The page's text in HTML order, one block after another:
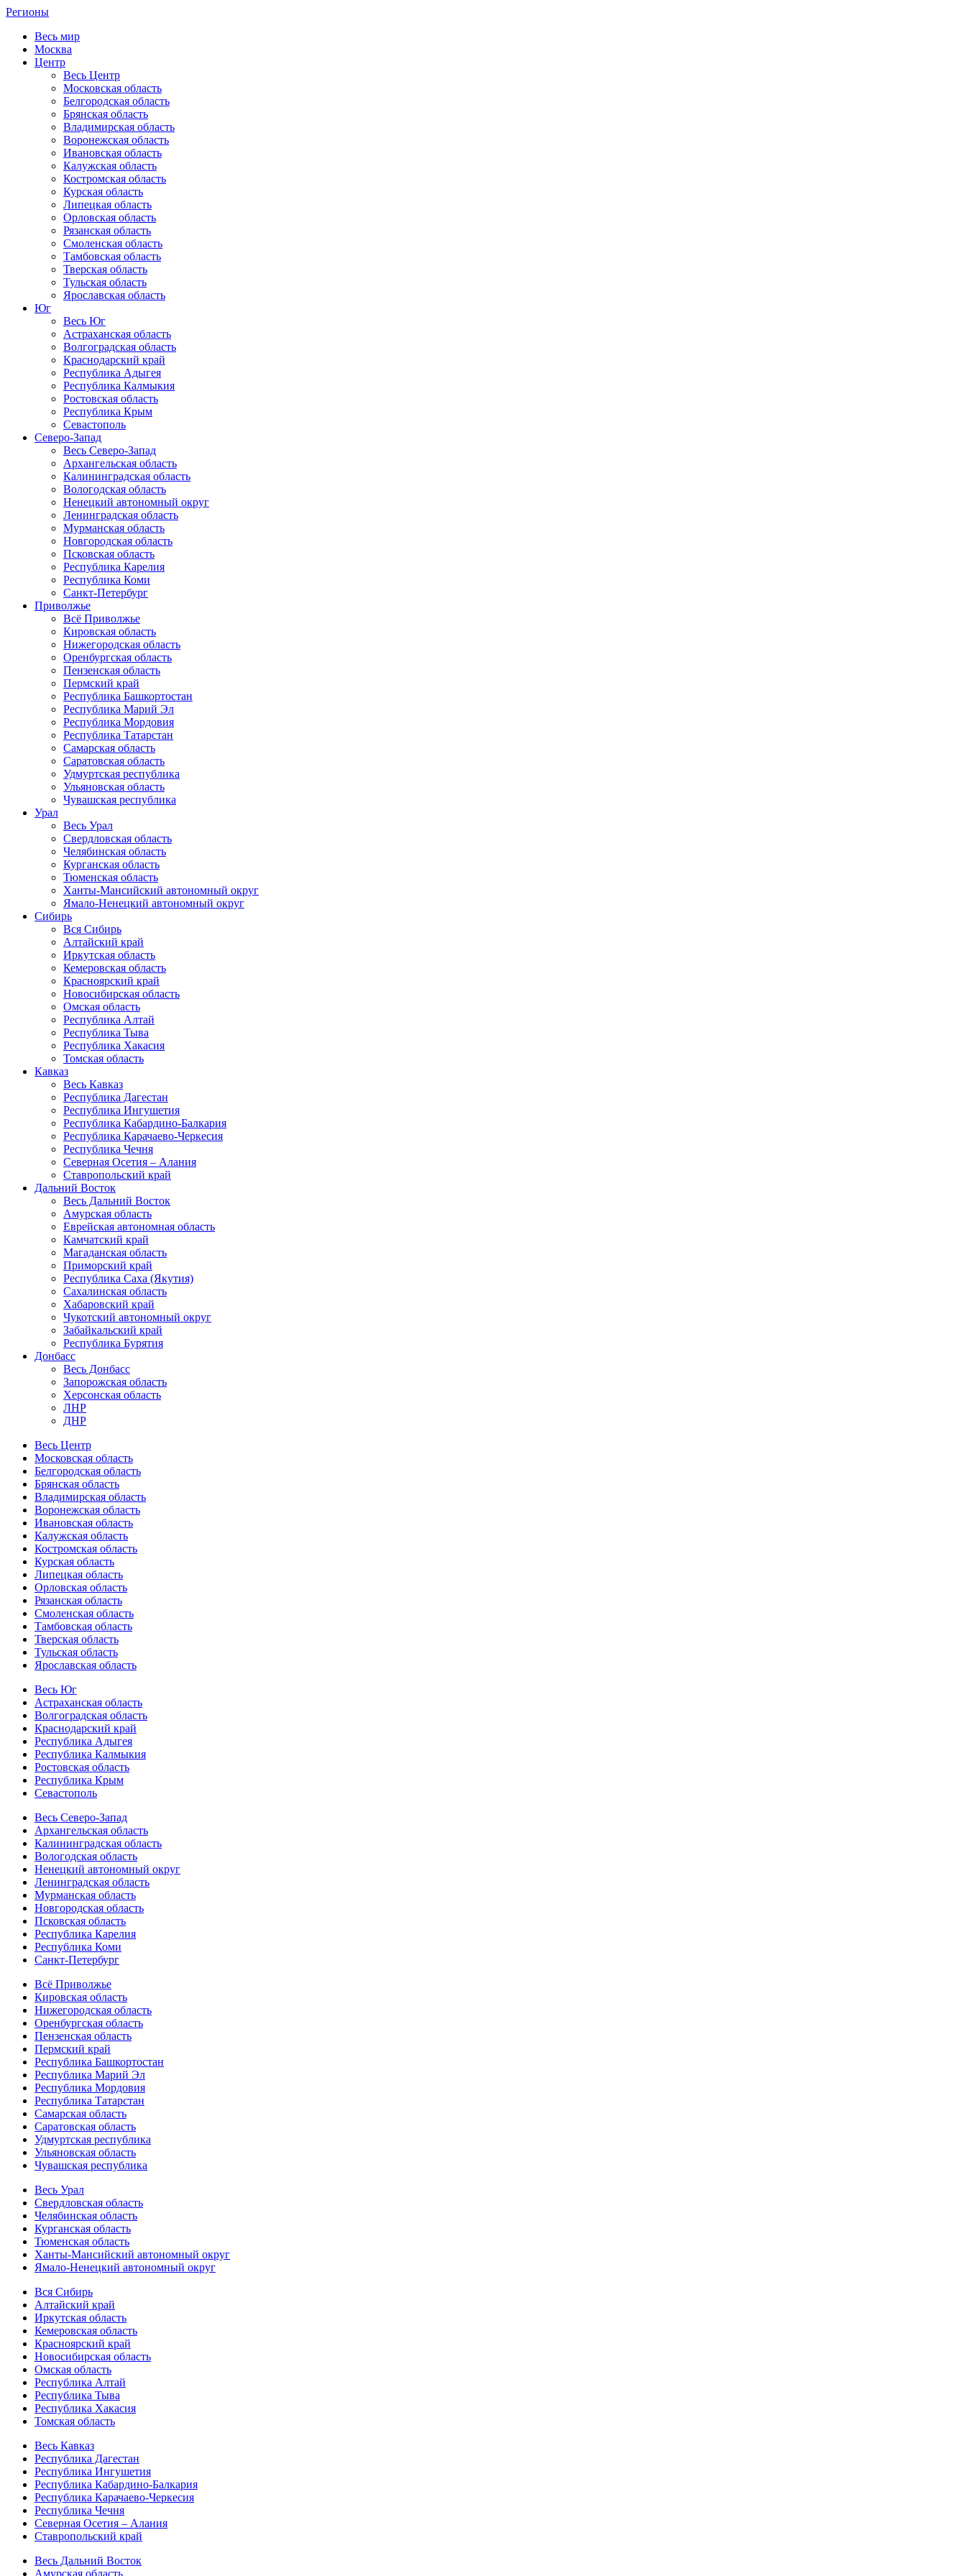
Регионы
Весь мир
Москва
Центр
Весь Центр
Московская область
Белгородская область
Брянская область
Владимирская область
Воронежская область
Ивановская область
Калужская область
Костромская область
Курская область
Липецкая область
Орловская область
Рязанская область
Смоленская область
Тамбовская область
Тверская область
Тульская область
Ярославская область
Юг
Весь Юг
Астраханская область
Волгоградская область
Краснодарский край
Республика Адыгея
Республика Калмыкия
Ростовская область
Республика Крым
Севастополь
Северо-Запад
Весь Северо-Запад
Архангельская область
Калининградская область
Вологодская область
Ненецкий автономный округ
Ленинградская область
Мурманская область
Новгородская область
Псковская область
Республика Карелия
Республика Коми
Санкт-Петербург
Приволжье
Всё Приволжье
Кировская область
Нижегородская область
Оренбургская область
Пензенская область
Пермский край
Республика Башкортостан
Республика Марий Эл
Республика Мордовия
Республика Татарстан
Самарская область
Саратовская область
Удмуртская республика
Ульяновская область
Чувашская республика
Урал
Весь Урал
Свердловская область
Челябинская область
Курганская область
Тюменская область
Ханты-Мансийский автономный округ
Ямало-Ненецкий автономный округ
Сибирь
Вся Сибирь
Алтайский край
Иркутская область
Кемеровская область
Красноярский край
Новосибирская область
Омская область
Республика Алтай
Республика Тыва
Республика Хакасия
Томская область
Кавказ
Весь Кавказ
Республика Дагестан
Республика Ингушетия
Республика Кабардино-Балкария
Республика Карачаево-Черкесия
Республика Чечня
Северная Осетия – Алания
Ставропольский край
Дальний Восток
Весь Дальний Восток
Амурская область
Еврейская автономная область
Камчатский край
Магаданская область
Приморский край
Республика Саха (Якутия)
Сахалинская область
Хабаровский край
Чукотский автономный округ
Забайкальский край
Республика Бурятия
Донбасс
Весь Донбасс
Запорожская область
Херсонская область
ЛНР
ДНР
Весь Центр
Московская область
Белгородская область
Брянская область
Владимирская область
Воронежская область
Ивановская область
Калужская область
Костромская область
Курская область
Липецкая область
Орловская область
Рязанская область
Смоленская область
Тамбовская область
Тверская область
Тульская область
Ярославская область
Весь Юг
Астраханская область
Волгоградская область
Краснодарский край
Республика Адыгея
Республика Калмыкия
Ростовская область
Республика Крым
Севастополь
Весь Северо-Запад
Архангельская область
Калининградская область
Вологодская область
Ненецкий автономный округ
Ленинградская область
Мурманская область
Новгородская область
Псковская область
Республика Карелия
Республика Коми
Санкт-Петербург
Всё Приволжье
Кировская область
Нижегородская область
Оренбургская область
Пензенская область
Пермский край
Республика Башкортостан
Республика Марий Эл
Республика Мордовия
Республика Татарстан
Самарская область
Саратовская область
Удмуртская республика
Ульяновская область
Чувашская республика
Весь Урал
Свердловская область
Челябинская область
Курганская область
Тюменская область
Ханты-Мансийский автономный округ
Ямало-Ненецкий автономный округ
Вся Сибирь
Алтайский край
Иркутская область
Кемеровская область
Красноярский край
Новосибирская область
Омская область
Республика Алтай
Республика Тыва
Республика Хакасия
Томская область
Весь Кавказ
Республика Дагестан
Республика Ингушетия
Республика Кабардино-Балкария
Республика Карачаево-Черкесия
Республика Чечня
Северная Осетия – Алания
Ставропольский край
Весь Дальний Восток
Амурская область